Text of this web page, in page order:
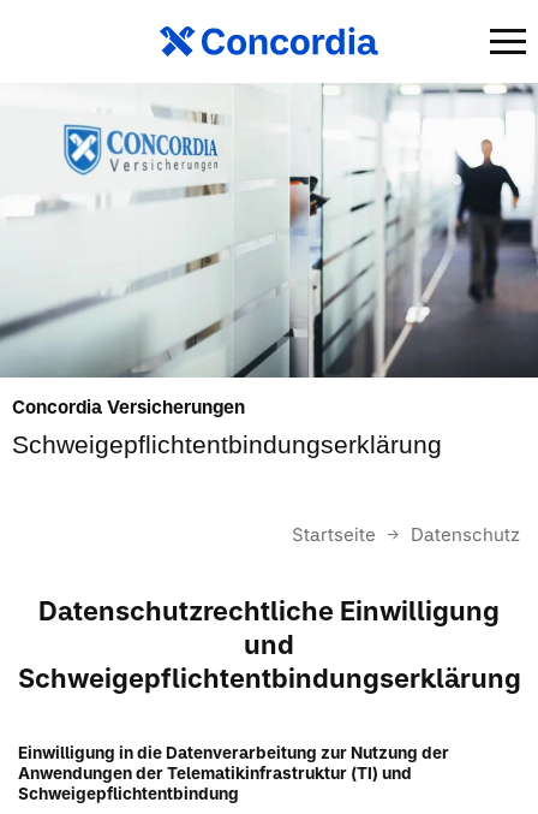
Concordia Versicherungen
Schweigepflichtentbindungserklärung
Startseite Datenschutz
Datenschutzrechtliche Einwilligung
und
Schweigepflichtentbindungserklärung
Einwilligung in die Datenverarbeitung zur Nutzung der
Anwendungen der Telematikinfrastruktur (TI) und
Schweigepflichtentbindung